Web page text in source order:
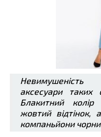
аксесуари таких
Блакитний
жовтий відтінок,
компаньйони